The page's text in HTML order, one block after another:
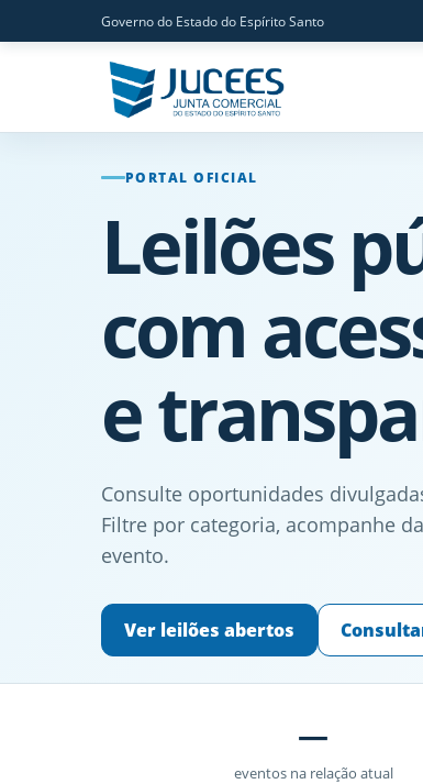
Governo do Estado do Espírito Santo
PORTAL OFICIAL
Leilões
com
e
Consulte oportunidades
Filtre por categoria, acompanhe
evento.
Ver leilões abertos
—
eventos na relação atual